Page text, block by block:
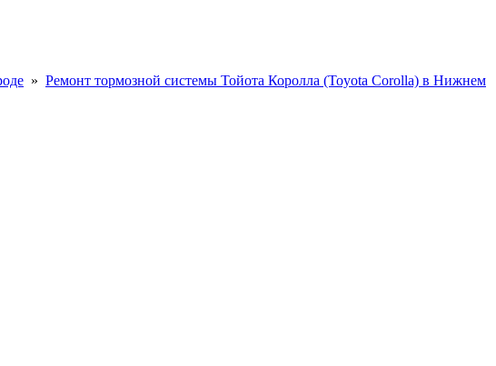
» Ремонт тормозной системы Тойота Королла (Toyota Corolla) в Нижнем